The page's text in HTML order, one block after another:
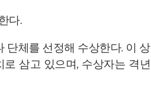
다.
단체를 선정해 수상한다. 이 상
로 삼고 있으며, 수상자는 격년